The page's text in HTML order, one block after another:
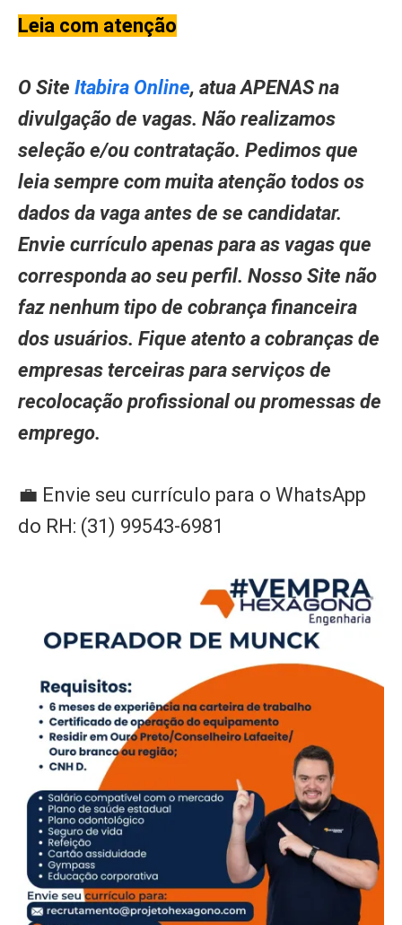
Leia com atenção
O Site Itabira Online, atua APENAS na
divulgação de vagas. Não realizamos
seleção e/ou contratação. Pedimos que
leia sempre com muita atenção todos os
dados da vaga antes de se candidatar.
Envie currículo apenas para as vagas que
corresponda ao seu perfil. Nosso Site não
faz nenhum tipo de cobrança financeira
dos usuários. Fique atento a cobranças de
empresas terceiras para serviços de
recolocação profissional ou promessas de
emprego.
💼 Envie seu currículo para o WhatsApp
do RH: (31) 99543-6981